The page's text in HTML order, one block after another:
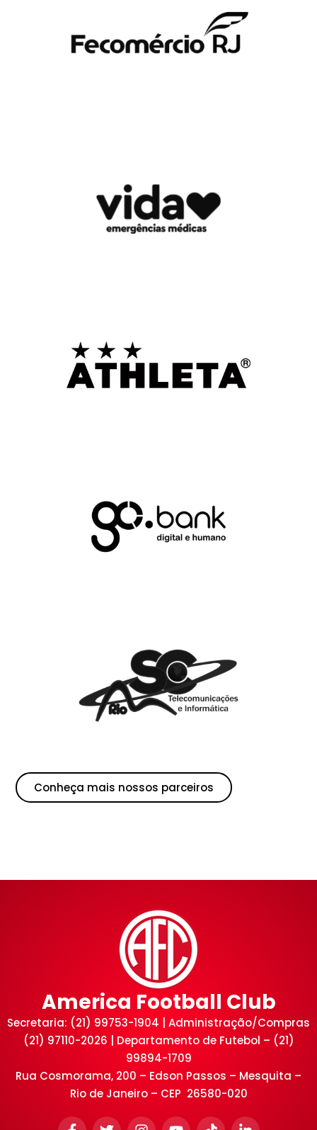
Conheça mais nossos parceiros
America Football Club
Secretaria: (21) 99753-1904 | Administração/Compras
(21) 97110-2026 | Departamento de Futebol – (21)
99894-1709
Rua Cosmorama, 200 – Edson Passos – Mesquita –
Rio de Janeiro – CEP 26580-020